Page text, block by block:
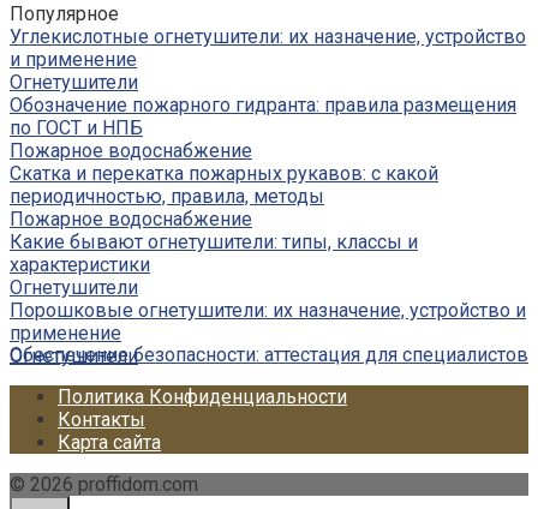
Популярное
Углекислотные огнетушители: их назначение, устройство
и применение
Огнетушители
Обозначение пожарного гидранта: правила размещения
по ГОСТ и НПБ
Пожарное водоснабжение
Скатка и перекатка пожарных рукавов: с какой
периодичностью, правила, методы
Пожарное водоснабжение
Какие бывают огнетушители: типы, классы и
характеристики
Огнетушители
Порошковые огнетушители: их назначение, устройство и
применение
Огнетушители
Обеспечение безопасности: аттестация для специалистов
Политика Конфиденциальности
Контакты
Карта сайта
© 2026 proffidom.com